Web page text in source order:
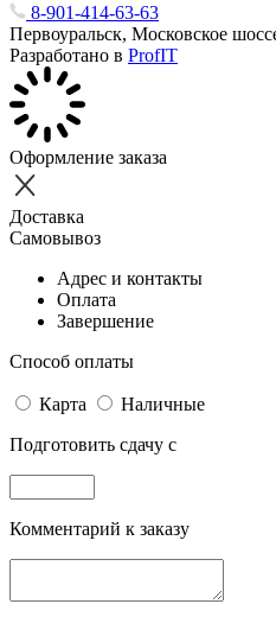
8-901-414-63-63
Первоуральск, Московское
Разработано в ProfIT
Оформление заказа
Доставка
Самовывоз
Адрес и контакты
Оплата
Завершение
Способ оплаты
Карта
Наличные
Подготовить сдачу с
Комментарий к заказу